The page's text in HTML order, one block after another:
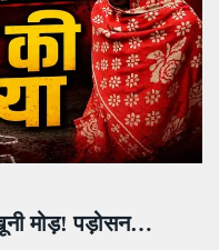
मोड़! पड़ोसन…